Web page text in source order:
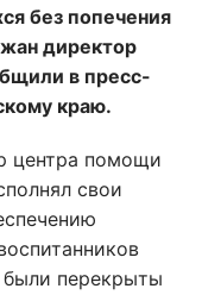
без попечения
директор
в пресс-
краю.
центра помощи
свои
были перекрыты